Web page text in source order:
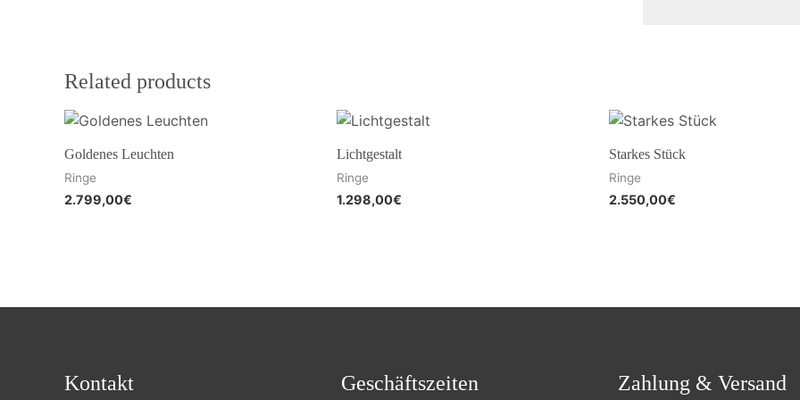
Related products
Goldenes Leuchten
Ringe
2.799,00€
Lichtgestalt
Ringe
1.298,00€
Starkes Stück
Ringe
2.550,00€
Kontakt Geschäftszeiten Zahlung & Versand